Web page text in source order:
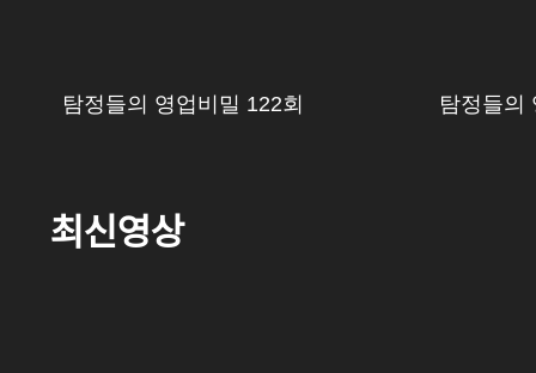
탐정들의 영업비밀 122회 탐정들의
최신영상